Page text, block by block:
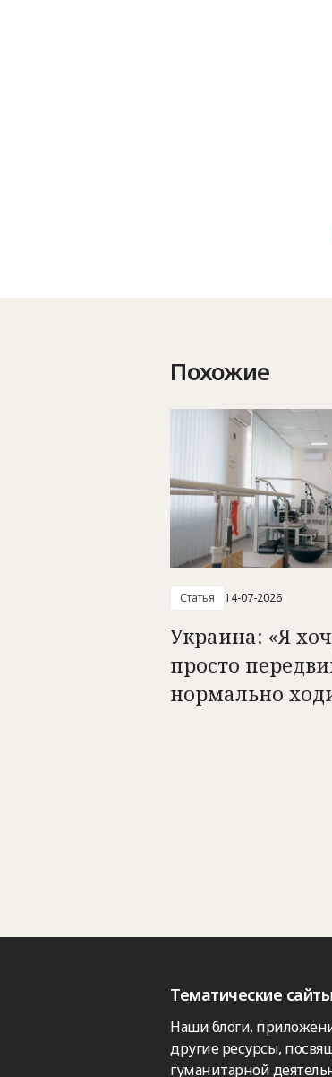
Похожие
Статья 14-07-2026
Украина: «Я
просто
нормально
Тематические
Наши блоги,
другие ресурсы,
гуманитарной